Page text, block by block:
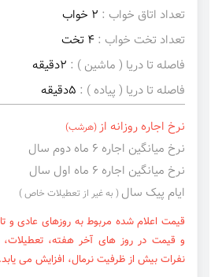
تعداد اتاق خواب : 2 خواب
تعداد تخت خواب : 4 تخت
فاصله تا دریا ( ماشین ) : 2دقیقه
فاصله تا دریا ( پیاده ) : 5دقیقه
نرخ اجاره روزانه از (هرشب)
نرخ میانگین اجاره ۶ ماه دوم سال
نرخ میانگین اجاره ۶ ماه اول سال
ایام پیک سال ( به غیر از تعطیلات خاص )
قیمت اعلام شده مربوط به روزهای عادی و
و قیمت در روز های آخر هفته، تعطیلات،
نفرات بیش از ظرفیت نرمال، افزایش می یابد.